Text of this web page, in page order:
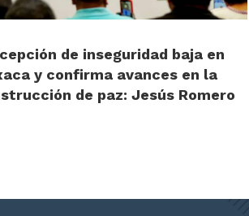
de inseguridad baja en
y confirma avances en la
de paz: Jesús Romero